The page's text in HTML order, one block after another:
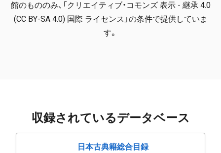
館のもののみ、「クリエイティブ・コモンズ 表示 - 継承 4.0
(CC BY-SA 4.0) 国際 ライセンス」の条件で提供していま
す。
収録されているデータベース
日本古典籍総合目録